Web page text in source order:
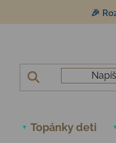
🎉
Topánky deti